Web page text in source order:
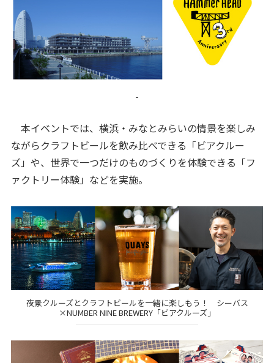
本イベントでは、横浜・みなとみらいの情景を楽しみ
ながらクラフトビールを飲み比べできる「ビアクルー
ズ」や、世界で一つだけのものづくりを体験できる「フ
ァクトリー体験」などを実施。
夜景クルーズとクラフトビールを一緒に楽しもう！ シーバス
×NUMBER NINE BREWERY「ビアクルーズ」